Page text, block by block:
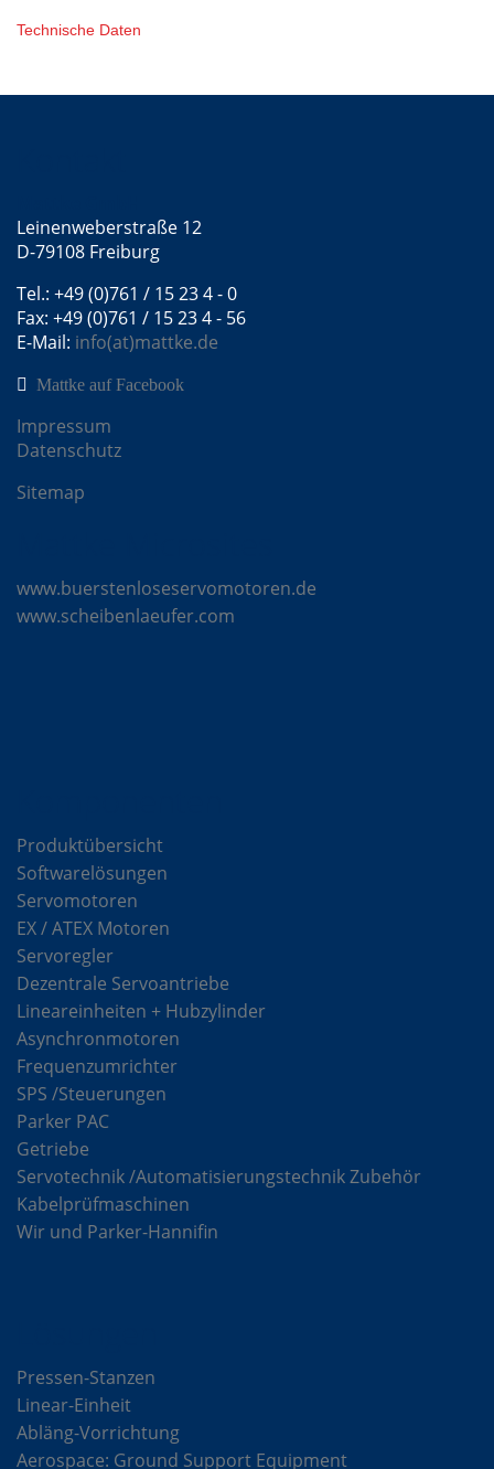
Technische Daten
Leinenweberstraße 12
D-79108 Freiburg
Tel.: +49 (0)761 / 15 23 4 - 0
Fax: +49 (0)761 / 15 23 4 - 56
E-Mail: info(at)mattke.de
Mattke auf Facebook
Impressum
Datenschutz
Sitemap
www.buerstenloseservomotoren.de
www.scheibenlaeufer.com
Produktübersicht
Softwarelösungen
Servomotoren
EX / ATEX Motoren
Servoregler
Dezentrale Servoantriebe
Lineareinheiten + Hubzylinder
Asynchronmotoren
Frequenzumrichter
SPS /Steuerungen
Parker PAC
Getriebe
Servotechnik /Automatisierungstechnik Zubehör
Kabelprüfmaschinen
Wir und Parker-Hannifin
Pressen-Stanzen
Linear-Einheit
Abläng-Vorrichtung
Aerospace: Ground Support Equipment